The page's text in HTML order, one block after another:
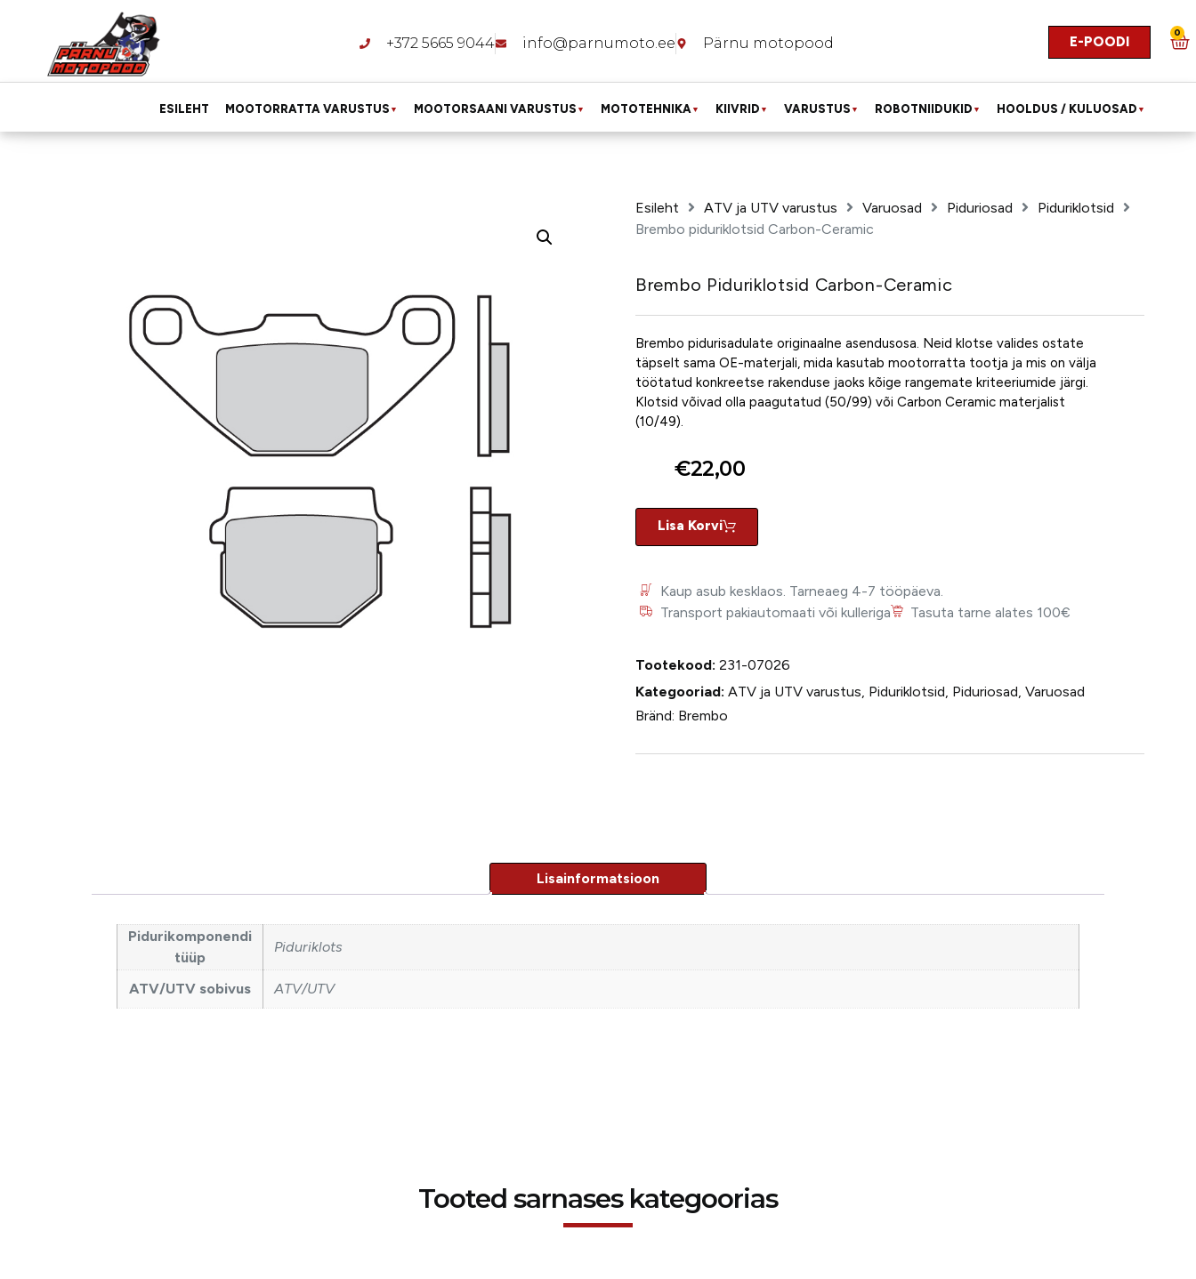
+372 5665 9044 info@parnumoto.ee Pärnu motopood E-POODI
0
ESILEHT MOOTORRATTA VARUSTUS ▼ MOOTORSAANI VARUSTUS ▼ MOTOTEHNIKA▼ KIIVRID ▼ VARUSTUS ▼ ROBOTNIIDUKID ▼ HOOLDUS / KULUOSAD ▼
Esileht ATV ja UTV varustus Varuosad Piduriosad
Piduriklotsid
Brembo piduriklotsid Carbon-Ceramic
Brembo Piduriklotsid Carbon-Ceramic
Brembo pidurisadulate originaalne asendusosa. Neid klotse valides ostate
täpselt sama OE-materjali, mida kasutab mootorratta tootja ja mis on välja
töötatud konkreetse rakenduse jaoks kõige rangemate kriteeriumide järgi.
Klotsid võivad olla paagutatud (50/99) või Carbon Ceramic materjalist
(10/49).
€22,00
Lisa Korvi
Kaup asub kesklaos. Tarneaeg 4-7 tööpäeva.
Transport pakiautomaati või kulleriga
Tasuta tarne alates 100€
Tootekood: 231-07026
Kategooriad: ATV ja UTV varustus Piduriklotsid Piduriosad Varuosad
Bränd: Brembo
Pidurikomponendi
tüüp
Piduriklots
ATV/UTV sobivus ATV/UTV
Tooted sarnases kategoorias